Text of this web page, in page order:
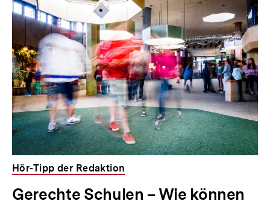
Hör-Tipp der Redaktion
Gerechte Schulen – Wie können